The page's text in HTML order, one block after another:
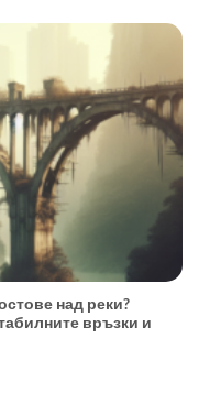
над реки?
връзки и